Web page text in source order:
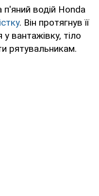
п'яний водій Honda
. Він протягнув її
у вантажівку, тіло
рятувальникам.